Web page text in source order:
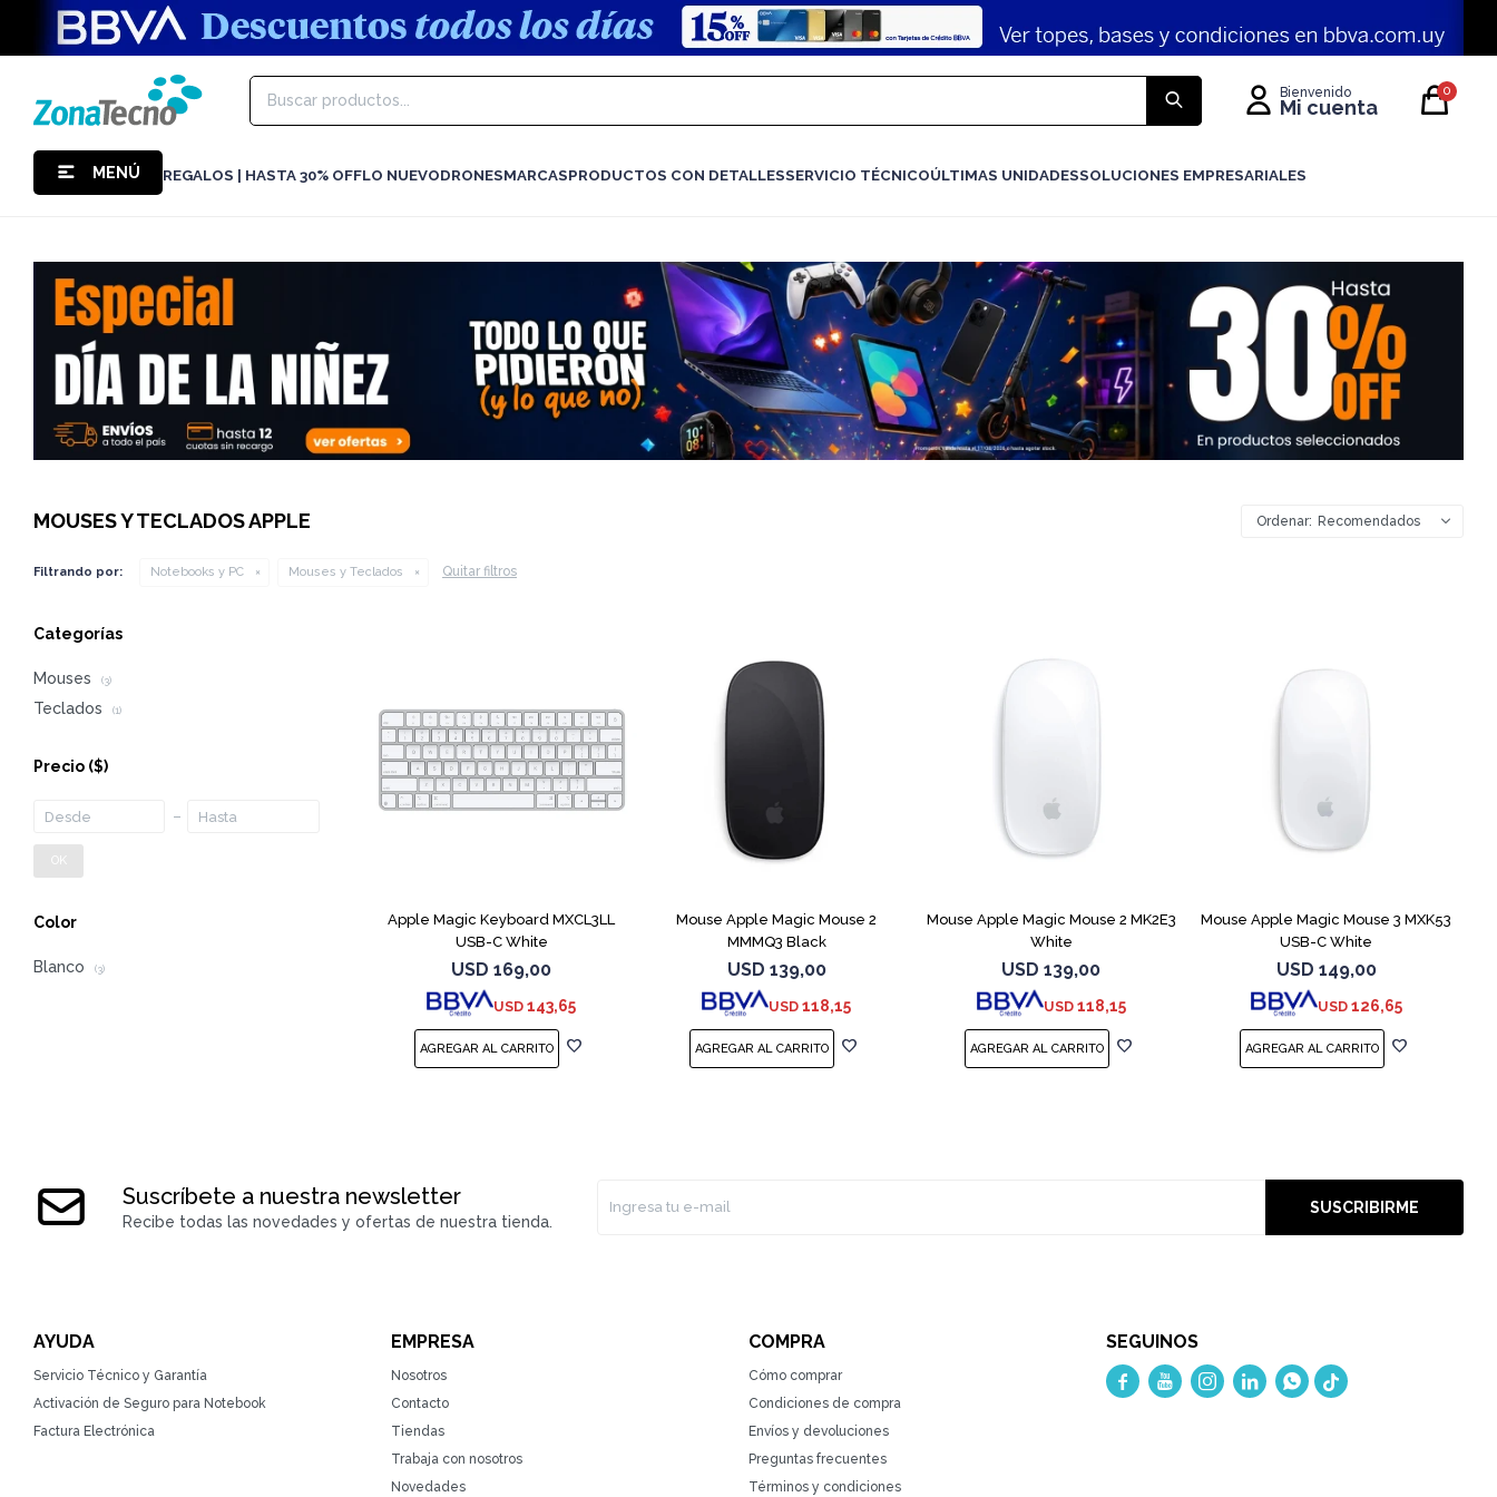
MENÚ REGALOS | HASTA 30% OFFLO NUEVODRONESMARCASPRODUCTOS CON DETALLESSERVICIO TÉCNICOÚLTIMAS UNIDADESSOLUCIONES EMPRESARIALES
0
MOUSES Y TECLADOS APPLE Recomendados
Filtrando por: Notebooks y PC Mouses y Teclados Quitar filtros
Apple Magic Keyboard MXCL3LL
USB-C White
USD 169,00
USD 143,65
Mouse Apple Magic Mouse 2
MMMQ3 Black
USD 139,00
USD 118,15
Mouse Apple Magic Mouse 2 MK2E3
White
USD 139,00
USD 118,15
Mouse Apple Magic Mouse 3 MXK53
USB-C White
USD 149,00
USD 126,65
Categorías
Mouses (3)
Teclados (1)
Precio ($)
OK
Color
Blanco (3)
Suscríbete a nuestra newsletter
Recibe todas las novedades y ofertas de nuestra tienda.
SUSCRIBIRME
AYUDA
Servicio Técnico y Garantía
Activación de Seguro para Notebook
Factura Electrónica
EMPRESA
Nosotros
Contacto
Tiendas
Trabaja con nosotros
Novedades
COMPRA
Cómo comprar
Condiciones de compra
Envíos y devoluciones
Preguntas frecuentes
Términos y condiciones
SEGUINOS
    